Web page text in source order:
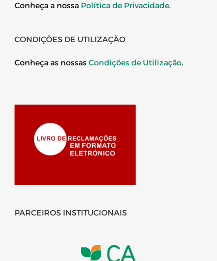
Conheça a nossa Política de Privacidade.
CONDIÇÕES DE UTILIZAÇÃO
Conheça as nossas Condições de Utilização.
PARCEIROS INSTITUCIONAIS